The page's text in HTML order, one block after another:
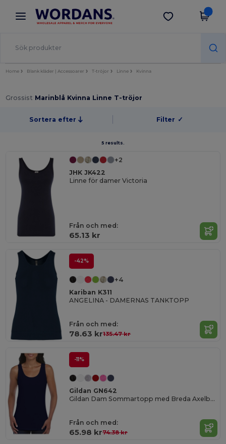
× Wordans-app
Bättre priser i appen!
Hämta app
Home Blank kläder | Accessoarer T-tröjor Linne Kvinna
Grossist Marinblå Kvinna Linne T-tröjor
Sortera efter Filter ✓
5 results.
+2
JHK JK422
Linne för damer Victoria
Från och med:
65.13 kr
-42%
+4
Kariban K311
ANGELINA - DAMERNAS TANKTOPP
Från och med:
78.63 kr135.47 kr
-11%
Gildan GN642
Gildan Dam Sommartopp med Breda Axelband
Från och med:
65.98 kr74.38 kr